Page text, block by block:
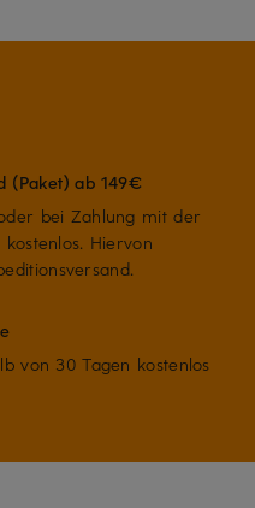
(Paket) ab 149€
bei Zahlung mit der
Hiervon
von 30 Tagen kostenlos